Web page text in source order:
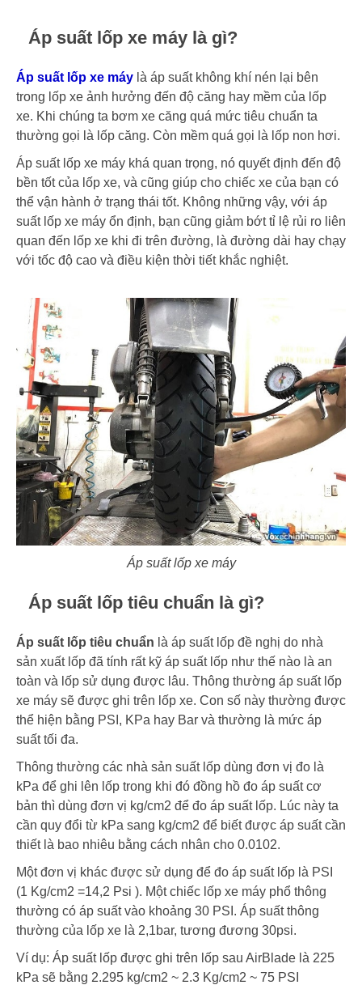
Áp suất lốp xe máy là gì?
Áp suất lốp xe máy là áp suất không khí nén lại bên
trong lốp xe ảnh hưởng đến độ căng hay mềm của lốp
xe. Khi chúng ta bơm xe căng quá mức tiêu chuẩn ta
thường gọi là lốp căng. Còn mềm quá gọi là lốp non hơi.
Áp suất lốp xe máy khá quan trọng, nó quyết định đến độ
bền tốt của lốp xe, và cũng giúp cho chiếc xe của bạn có
thể vận hành ở trạng thái tốt. Không những vậy, với áp
suất lốp xe máy ổn định, bạn cũng giảm bớt tỉ lệ rủi ro liên
quan đến lốp xe khi đi trên đường, là đường dài hay chạy
với tốc độ cao và điều kiện thời tiết khắc nghiệt.
Áp suất lốp xe máy
Áp suất lốp tiêu chuẩn là gì?
Áp suất lốp tiêu chuẩn là áp suất lốp đề nghị do nhà
sản xuất lốp đã tính rất kỹ áp suất lốp như thế nào là an
toàn và lốp sử dụng được lâu. Thông thường áp suất lốp
xe máy sẽ được ghi trên lốp xe. Con số này thường được
thể hiện bằng PSI, KPa hay Bar và thường là mức áp
suất tối đa.
Thông thường các nhà sản suất lốp dùng đơn vị đo là
kPa để ghi lên lốp trong khi đó đồng hồ đo áp suất cơ
bản thì dùng đơn vị kg/cm2 để đo áp suất lốp. Lúc này ta
cần quy đổi từ kPa sang kg/cm2 để biết được áp suất cần
thiết là bao nhiêu bằng cách nhân cho 0.0102.
Một đơn vị khác được sử dụng để đo áp suất lốp là PSI
(1 Kg/cm2 =14,2 Psi ). Một chiếc lốp xe máy phổ thông
thường có áp suất vào khoảng 30 PSI. Áp suất thông
thường của lốp xe là 2,1bar, tương đương 30psi.
Ví dụ: Áp suất lốp được ghi trên lốp sau AirBlade là 225
kPa sẽ bằng 2.295 kg/cm2 ~ 2.3 Kg/cm2 ~ 75 PSI